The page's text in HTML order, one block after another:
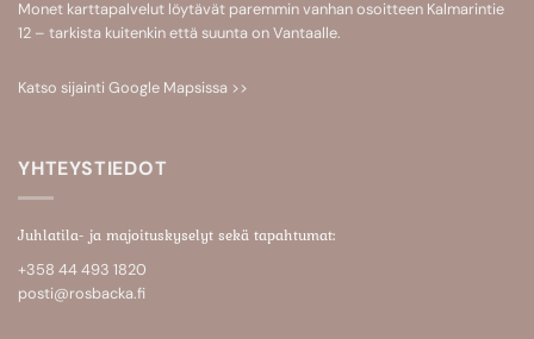
Monet karttapalvelut löytävät paremmin vanhan osoitteen Kalmarintie
12 – tarkista kuitenkin että suunta on Vantaalle.
Katso sijainti Google Mapsissa >>
YHTEYSTIEDOT
Juhlatila- ja majoituskyselyt sekä tapahtumat:
+358 44 493 1820
posti@rosbacka.fi